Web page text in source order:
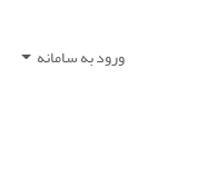
ورود به سامانه